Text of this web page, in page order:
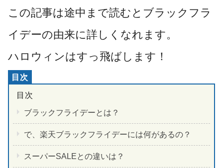
この記事は途中まで読むとブラックフラ
イデーの由来に詳しくなれます。
ハロウィンはすっ飛ばします！
ブラックフライデーとは？
で、楽天ブラックフライデーには何があるの？
スーパーSALEとの違いは？